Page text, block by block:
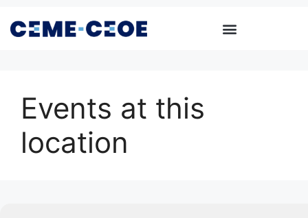
Events at this
location